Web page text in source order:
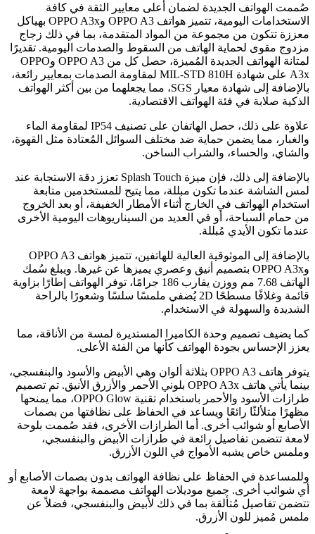
صُممت الهواتف الجديدة لضمان أعلى معايير الثقة في كافة
الاستخدامات اليومية، تتميز هواتف OPPO A3 وOPPO A3x بهياكل
معززة تتكون من مجموعة من المواد المتقدمة، بما في ذلك زجاج
مزدوج مقوى لحماية الهاتف من السقوط والصدمات اليومية. تقديرًا
لمتانة الهواتف الجديدة المُميزة، حصل كل من OPPO A3 وOPPO
A3x على شهادة MIL-STD 810H لمقاومة الصدمات بمعايير رائعة،
بالإضافة إلى شهادة معيار SGS، مما يجعلهما من بين أكثر الهواتف
الذكية صلابة في فئة الهواتف الاقتصادية.
علاوة على ذلك، حصل الهاتفان على تصنيف IP54 لمقاومة الماء
والغبار، مما يضمن حماية ضد مختلف السوائل المُعتادة مثل القهوة،
والشاي، والحساء، والشراب الساخن.
بالإضافة إلى ذلك، فإن ميزة Splash Touch تعزز دقة الاستجابة عند
لمس الشاشة عندما تكون مبللة، مما يتيح للمستخدمين متابعة
استخدام الهواتف في الخارج أثناء الأمطار الخفيفة، أو بعد الخروج
من حمام السباحة، أو في العديد من السيناريوهات اليومية الأخرى
عندما تكون الأيدي مُبللة.
بالإضافة إلى الموثوقية العالية للهاتفين، تتميز هواتف OPPO A3
وOPPO A3x بتصميم أنيق وعصري يميزها عن غيرها. ويبلغ سُمك
الهاتف 7.68 مم ووزن يقارب 186 جرامًا، توفر الهواتف إطارًا بزاوية
قائمة وغلافًا مسطحًا 2D يُضفي ملمسًا سلسًا وشعورًا بالراحة
الشديدة والسهولة في الاستخدام.
كما يضيف تصميم وحدة الكاميرا المستديرة لمسة من الأناقة، مما
يعزز الإحساس بجودة الهواتف كأنها من الفئة الأعلى.
يتوفر هاتف OPPO A3 بثلاثة ألوان وهي الأبيض والأسود والبنفسجي،
بينما يأتي هاتف OPPO A3x بلوني الأحمر والأزرق الأنيق. تم تصميم
طرازات الأسود والأحمر باستخدام تقنية OPPO Glow، مما يمنحها
مظهرًا متلألئًا رائعًا ويساعد في الحفاظ على نظافتها من بصمات
الأصابع أو شوائب أخرى. أما الطرازات الأخرى، فقد صُممت بلوحة
لامعة تتضمن تفاصيل رائعة في طرازات الأبيض والبنفسجي،
وملمس خاص يشبه الأمواج في اللون الأزرق.
وللمساعدة في الحفاظ على نظافة الهواتف بدون بصمات الأصابع أو
أي شوائب أخرى. جميع موديلات الهواتف مصممة بواجهة لامعة
تتضمن تفاصيل مُتألقة بما في ذلك لأبيض والبنفسجي، فضلاً عن
ملمس مُميز للون الأزرق.